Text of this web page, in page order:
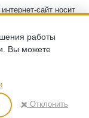
сайт носит
Российской
о наличии и
обращайтесь к
данных
работы
Вы можете
✖️ Отклонить